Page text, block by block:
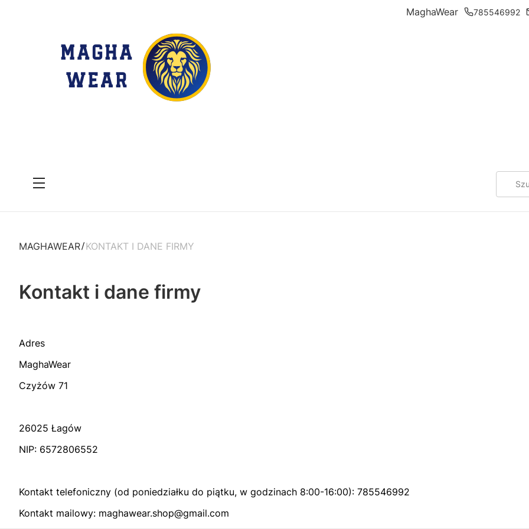
MaghaWear 785546992
Menu
MAGHAWEAR KONTAKT I DANE FIRMY
Kontakt i dane firmy
Adres
MaghaWear
Czyżów 71
26025 Łagów
NIP: 6572806552
Kontakt telefoniczny (od poniedziałku do piątku, w godzinach 8:00-16:00): 785546992
Kontakt mailowy: maghawear.shop@gmail.com